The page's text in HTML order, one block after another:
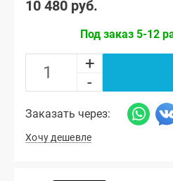
10 480 руб.
Под заказ 5-12
+
-
Заказать через:
Хочу дешевле